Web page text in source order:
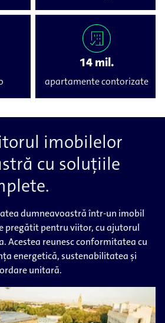
14 mil.
apartamente contorizate
imobilelor
cu soluțiile
dumneavoastră într-un imobil
pregătit pentru viitor, cu ajutorul
Acestea reunesc conformitatea cu
energetică, sustenabilitatea și
unitară.